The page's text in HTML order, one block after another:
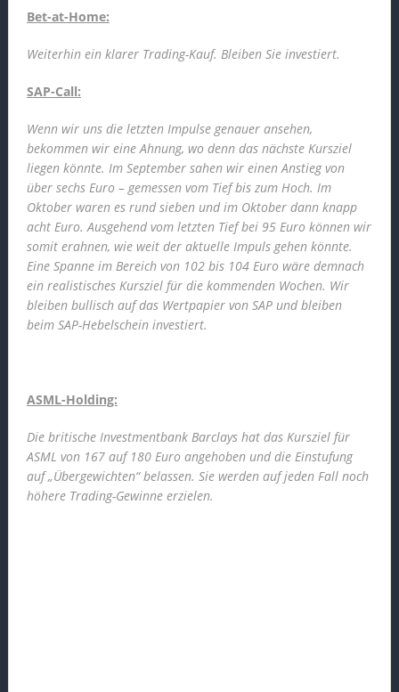
Bet-at-Home:
Weiterhin ein klarer Trading-Kauf. Bleiben Sie investiert.
SAP-Call:
Wenn wir uns die letzten Impulse genauer ansehen,
bekommen wir eine Ahnung, wo denn das nächste Kursziel
liegen könnte. Im September sahen wir einen Anstieg von
über sechs Euro – gemessen vom Tief bis zum Hoch. Im
Oktober waren es rund sieben und im Oktober dann knapp
acht Euro. Ausgehend vom letzten Tief bei 95 Euro können wir
somit erahnen, wie weit der aktuelle Impuls gehen könnte.
Eine Spanne im Bereich von 102 bis 104 Euro wäre demnach
ein realistisches Kursziel für die kommenden Wochen. Wir
bleiben bullisch auf das Wertpapier von SAP und bleiben
beim SAP-Hebelschein investiert.
ASML-Holding:
Die britische Investmentbank Barclays hat das Kursziel für
ASML von 167 auf 180 Euro angehoben und die Einstufung
auf „Übergewichten“ belassen. Sie werden auf jeden Fall noch
höhere Trading-Gewinne erzielen.